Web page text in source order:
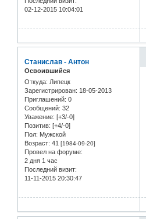
02-12-2015 10:04:01
Станислав - Антон
Освоившийся
Откуда: Липецк
Зарегистрирован: 18-05-2013
Приглашений: 0
Сообщений: 32
Уважение: [+3/-0]
Позитив: [+4/-0]
Пол: Мужской
Возраст: 41 [1984-09-20]
Провел на форуме:
2 дня 1 час
Последний визит:
11-11-2015 20:30:47